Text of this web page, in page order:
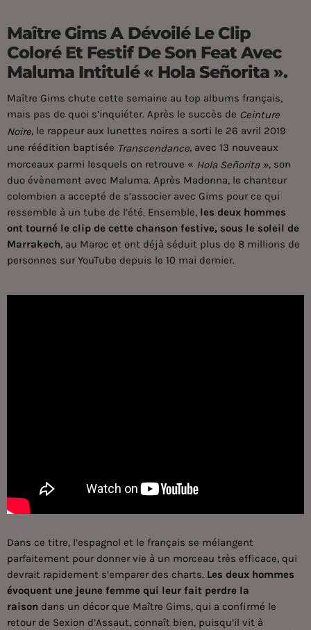
Maître Gims A Dévoilé Le Clip
Coloré Et Festif De Son Feat Avec
Maluma Intitulé « Hola Señorita ».
Maître Gims chute cette semaine au top albums français,
mais pas de quoi s’inquiéter. Après le succès de Ceinture
Noire, le rappeur aux lunettes noires a sorti le 26 avril 2019
une réédition baptisée Transcendance, avec 13 nouveaux
morceaux parmi lesquels on retrouve « Hola Señorita », son
duo évènement avec Maluma. Après Madonna, le chanteur
colombien a accepté de s’associer avec Gims pour ce qui
ressemble à un tube de l’été. Ensemble, les deux hommes
ont tourné le clip de cette chanson festive, sous le soleil de
Marrakech, au Maroc et ont déjà séduit plus de 8 millions de
personnes sur YouTube depuis le 10 mai dernier.
Dans ce titre, l’espagnol et le français se mélangent
parfaitement pour donner vie à un morceau très efficace, qui
devrait rapidement s’emparer des charts. Les deux hommes
évoquent une jeune femme qui leur fait perdre la
raison dans un décor que Maître Gims, qui a confirmé le
retour de Sexion d’Assaut, connaît bien, puisqu’il vit à